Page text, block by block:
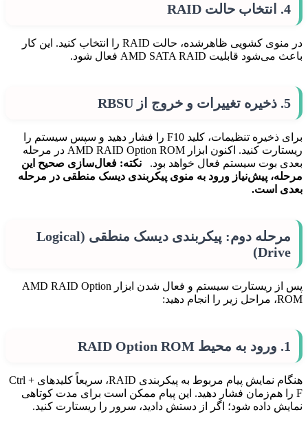
4. انتخاب حالت RAID
در منوی کشویی ظاهرشده، حالت RAID را انتخاب کنید. این کار
باعث می‌شود قابلیت AMD SATA RAID فعال شود.
5. ذخیره تغییرات و خروج از RBSU
برای ذخیره تنظیمات، کلید F10 را فشار دهید و سپس سیستم را
ریستارت کنید. اکنون ابزار AMD RAID Option ROM در مرحله
بعدی بوت سیستم فعال خواهد بود. نکته: فعال‌سازی صحیح این
مرحله، پیش‌نیاز ورود به منوی پیکربندی دیسک منطقی در مرحله
بعدی است.
مرحله دوم: پیکربندی دیسک منطقی (Logical
Drive)
پس از ریستارت سیستم و فعال شدن ابزار AMD RAID Option
ROM، مراحل زیر را انجام دهید:
1. ورود به محیط RAID Option ROM
هنگام نمایش پیام مربوط به پیکربندی RAID، سریعاً کلیدهای Ctrl +
F را هم‌زمان فشار دهید. این پیام ممکن است برای مدت کوتاهی
نمایش داده شود؛ اگر از دستش دادید، سرور را ریستارت کنید.